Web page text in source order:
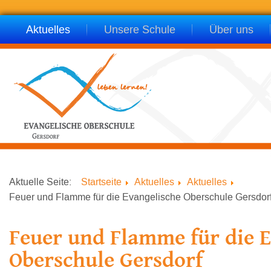
Aktuelles Unsere Schule Über uns
Aktuelle Seite: Startseite Aktuelles
Aktuelles
Feuer und Flamme für die Evangelische Oberschule
Feuer und Flamme für die
Oberschule Gersdorf